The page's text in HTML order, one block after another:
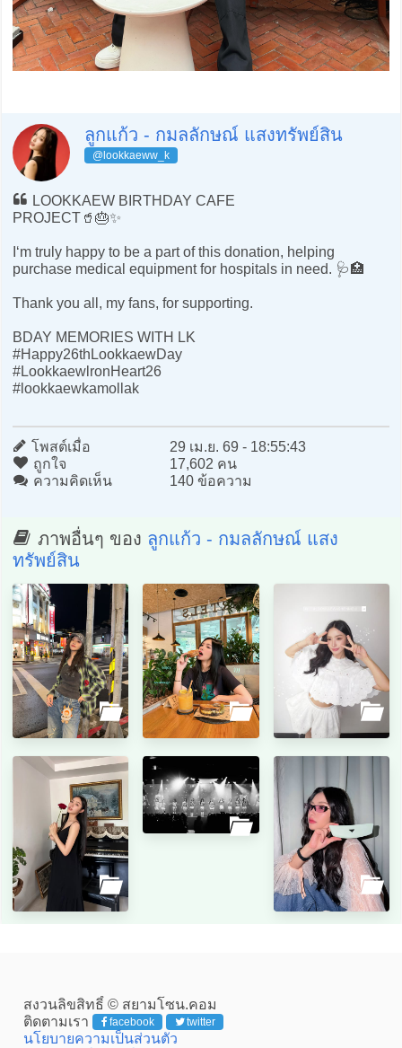
ลูกแก้ว - กมลลักษณ์ แสงทรัพย์สิน
@lookkaeww_k
LOOKKAEW BIRTHDAY CAFE
PROJECT🥤🎂✨
I‘m truly happy to be a part of this donation, helping
purchase medical equipment for hospitals in need. 🩺🏥
Thank you all, my fans, for supporting.
BDAY MEMORIES WITH LK
#Happy26thLookkaewDay
#LookkaewlronHeart26
#lookkaewkamollak
โพสต์เมื่อ
29 เม.ย. 69 - 18:55:43
ถูกใจ
17,602 คน
ความคิดเห็น
140 ข้อความ
ภาพอื่นๆ ของ ลูกแก้ว - กมลลักษณ์ แสง
ทรัพย์สิน
สงวนลิขสิทธิ์ © สยามโซน.คอม
ติดตามเรา
facebook twitter
นโยบายความเป็นส่วนตัว